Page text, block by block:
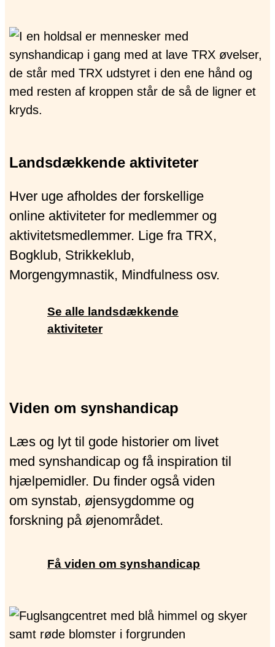
Landsdækkende aktiviteter
Hver uge afholdes der forskellige
online aktiviteter for medlemmer og
aktivitetsmedlemmer. Lige fra TRX,
Bogklub, Strikkeklub,
Morgengymnastik, Mindfulness osv.
Se alle landsdækkende
aktiviteter
Viden om synshandicap
Læs og lyt til gode historier om livet
med synshandicap og få inspiration til
hjælpemidler. Du finder også viden
om synstab, øjensygdomme og
forskning på øjenområdet.
Få viden om synshandicap